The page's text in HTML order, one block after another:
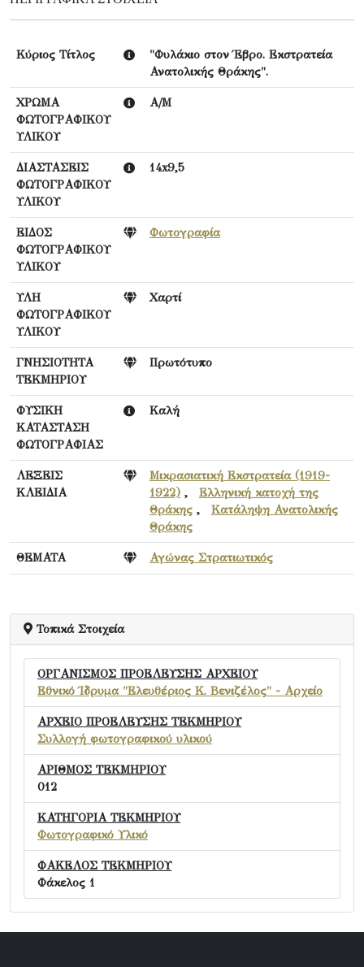
Κύριος Τίτλος
"Φυλάκιο στον Έβρο. Εκστρατεία
Ανατολικής Θράκης".
ΧΡΩΜΑ
ΦΩΤΟΓΡΑΦΙΚΟΥ
ΥΛΙΚΟΥ
Α/Μ
ΔΙΑΣΤΑΣΕΙΣ
ΦΩΤΟΓΡΑΦΙΚΟΥ
ΥΛΙΚΟΥ
14x9,5
ΕΙΔΟΣ
ΦΩΤΟΓΡΑΦΙΚΟΥ
ΥΛΙΚΟΥ
Φωτογραφία
ΥΛΗ
ΦΩΤΟΓΡΑΦΙΚΟΥ
ΥΛΙΚΟΥ
Χαρτί
ΓΝΗΣΙΟΤΗΤΑ
ΤΕΚΜΗΡΙΟΥ
Πρωτότυπο
ΦΥΣΙΚΗ
ΚΑΤΑΣΤΑΣΗ
ΦΩΤΟΓΡΑΦΙΑΣ
Καλή
ΛΕΞΕΙΣ
ΚΛΕΙΔΙΑ
Μικρασιατική Εκστρατεία (1919-
1922) , Ελληνική κατοχή της
Θράκης , Κατάληψη Ανατολικής
Θράκης
ΘΕΜΑΤΑ Αγώνας Στρατιωτικός
Τοπικά Στοιχεία
ΟΡΓΑΝΙΣΜΟΣ ΠΡΟΕΛΕΥΣΗΣ ΑΡΧΕΙΟΥ
Εθνικό Ίδρυμα "Ελευθέριος Κ. Βενιζέλος" - Αρχείο
ΑΡΧΕΙΟ ΠΡΟΕΛΕΥΣΗΣ ΤΕΚΜΗΡΙΟΥ
Συλλογή φωτογραφικού υλικού
ΑΡΙΘΜΟΣ ΤΕΚΜΗΡΙΟΥ
012
ΚΑΤΗΓΟΡΙΑ ΤΕΚΜΗΡΙΟΥ
Φωτογραφικό Υλικό
ΦΑΚΕΛΟΣ ΤΕΚΜΗΡΙΟΥ
Φάκελος 1